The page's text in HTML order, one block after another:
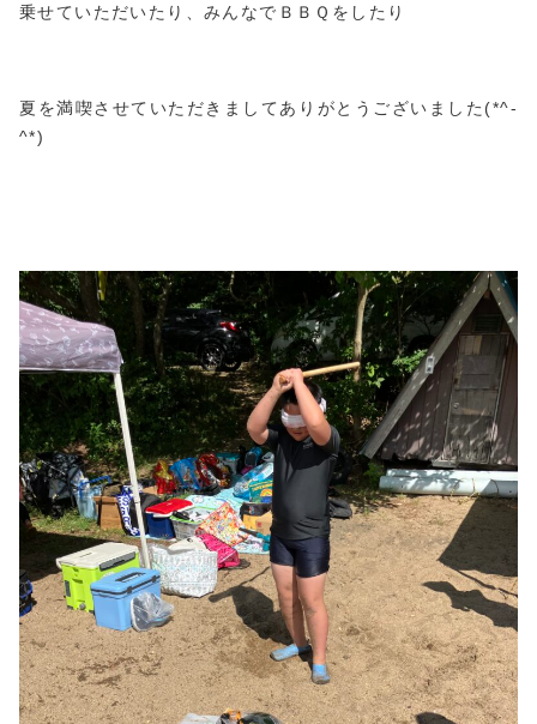
乗せていただいたり、みんなでＢＢＱをしたり
夏を満喫させていただきましてありがとうございました(*^-
^*)